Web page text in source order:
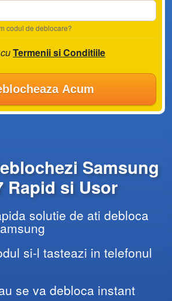
codul de deblocare?
Termenii si Conditiile
Acum
Samsung
Rapid si Usor
solutie de ati debloca
si-l tasteazi in telefonul
se va debloca instant